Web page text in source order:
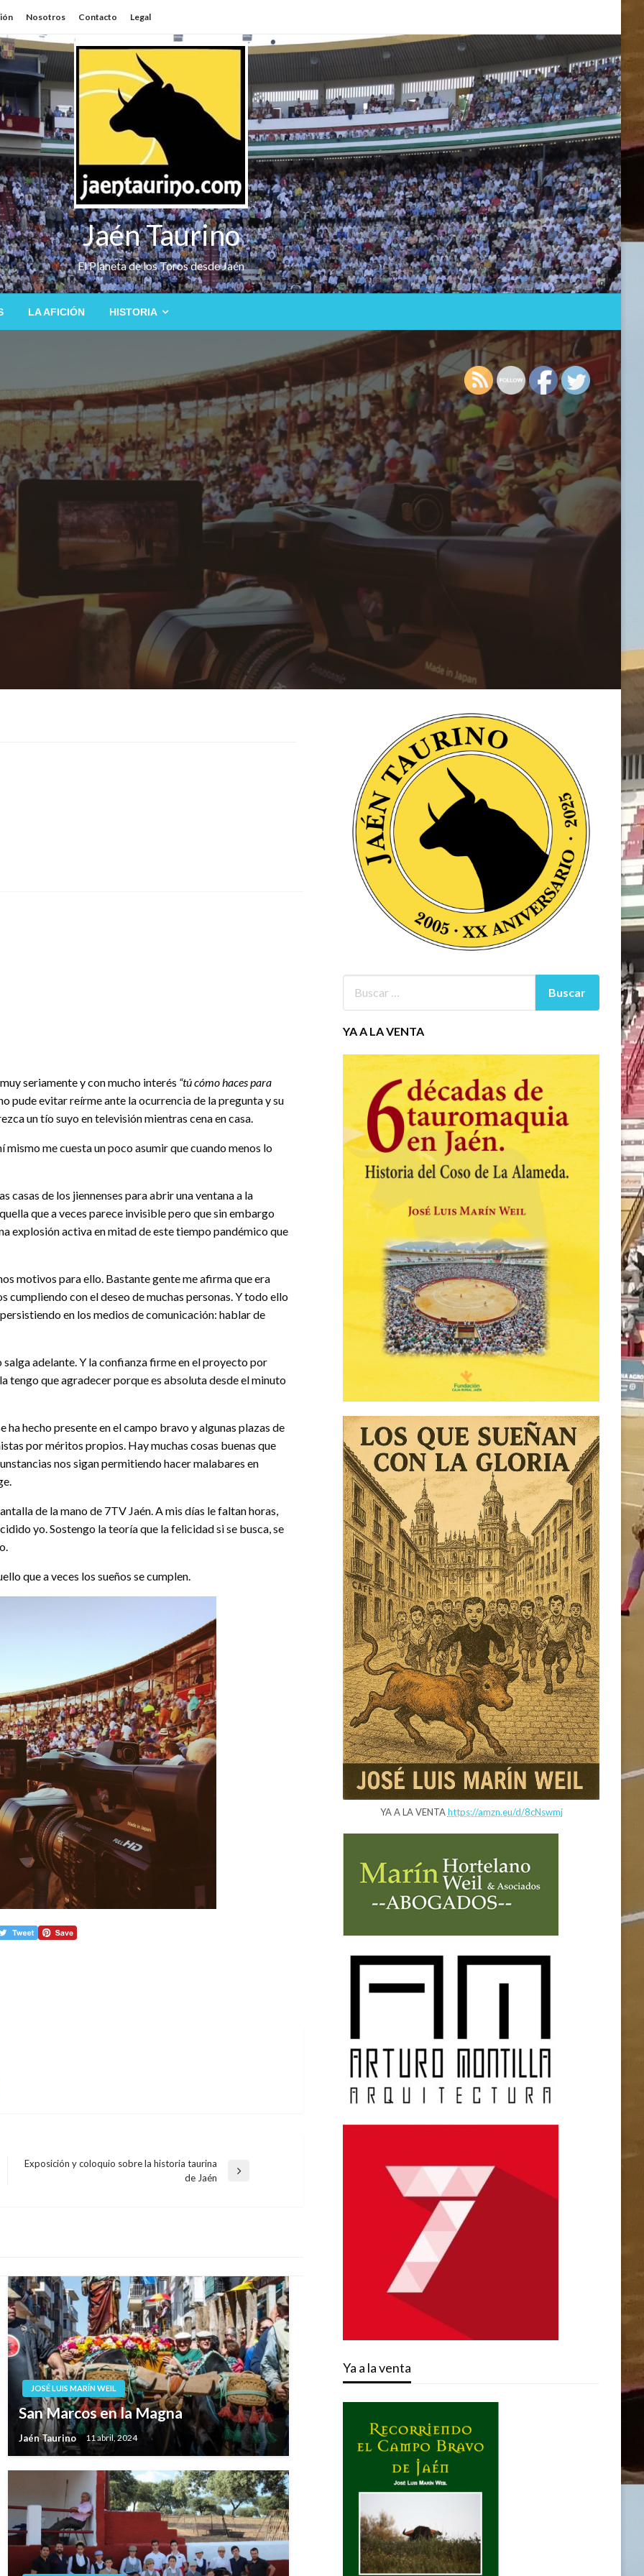
Nosotros Contacto Legal
Jaén Taurino
El Planeta de los Toros desde Jaén
LA AFICIÓN HISTORIA
seriamente y con mucho interés “tú cómo haces para
pude evitar reírme ante la ocurrencia de la pregunta y su
un tío suyo en televisión mientras cena en casa.
me cuesta un poco asumir que cuando menos lo
casas de los jiennenses para abrir una ventana a la
que a veces parece invisible pero que sin embargo
explosión activa en mitad de este tiempo pandémico que
motivos para ello. Bastante gente me afirma que era
cumpliendo con el deseo de muchas personas. Y todo ello
en los medios de comunicación: hablar de
adelante. Y la confianza firme en el proyecto por
tengo que agradecer porque es absoluta desde el minuto
ha hecho presente en el campo bravo y algunas plazas de
por méritos propios. Hay muchas cosas buenas que
nos sigan permitiendo hacer malabares en
de la mano de 7TV Jaén. A mis días le faltan horas,
yo. Sostengo la teoría que la felicidad si se busca, se
que a veces los sueños se cumplen.
Exposición y coloquio sobre la historia taurina
de Jaén
JOSÉ LUIS MARÍN WEIL
San Marcos en la Magna
Jaén Taurino 11 abril, 2024
YA A LA VENTA
YA A LA VENTAhttps://amzn.eu/d/8cNswmj
Ya a la venta